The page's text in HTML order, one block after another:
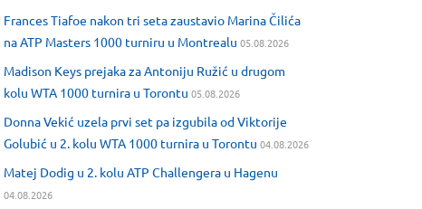
Frances Tiafoe nakon tri seta zaustavio Marina Čilića
na ATP Masters 1000 turniru u Montrealu 05.08.2026
Madison Keys prejaka za Antoniju Ružić u drugom
kolu WTA 1000 turnira u Torontu 05.08.2026
Donna Vekić uzela prvi set pa izgubila od Viktorije
Golubić u 2. kolu WTA 1000 turnira u Torontu 04.08.2026
Matej Dodig u 2. kolu ATP Challengera u Hagenu
04.08.2026